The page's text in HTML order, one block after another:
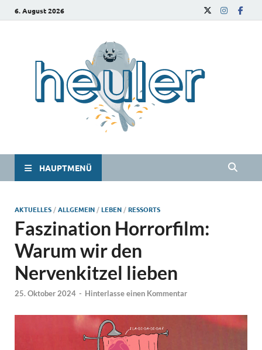
6. August 2026
HAUPTMENÜ
AKTUELLES /ALLGEMEIN /LEBEN /RESSORTS
Faszination Horrorfilm:
Warum wir den
Nervenkitzel lieben
25. Oktober 2024 - Hinterlasse einen Kommentar